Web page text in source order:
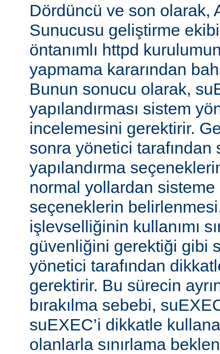
Dördüncü ve son olarak,
Sunucusu geliştirme
öntanımlı httpd
yapmama kararından
Bunun sonucu olarak,
yapılandırması sistem
incelemesini gerektirir.
sonra yönetici tarafından
yapılandırma
normal yollardan sisteme
seçeneklerin
işlevselliğinin kullanımı
güvenliğini gerektiği gibi
yönetici tarafından
gerektirir. Bu sürecin
bırakılma sebebi,
suEXEC’i dikkatle
olanlarla sınırlama